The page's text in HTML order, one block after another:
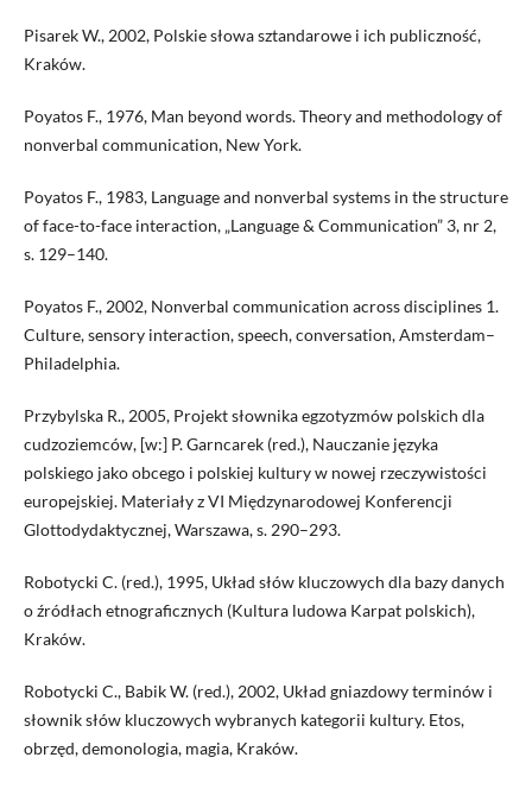
Pisarek W., 2002, Polskie słowa sztandarowe i ich publiczność,
Kraków.
Poyatos F., 1976, Man beyond words. Theory and methodology of
nonverbal communication, New York.
Poyatos F., 1983, Language and nonverbal systems in the structure
of face-to-face interaction, „Language & Communication” 3, nr 2,
s. 129–140.
Poyatos F., 2002, Nonverbal communication across disciplines 1.
Culture, sensory interaction, speech, conversation, Amsterdam–
Philadelphia.
Przybylska R., 2005, Projekt słownika egzotyzmów polskich dla
cudzoziemców, [w:] P. Garncarek (red.), Nauczanie języka
polskiego jako obcego i polskiej kultury w nowej rzeczywistości
europejskiej. Materiały z VI Międzynarodowej Konferencji
Glottodydaktycznej, Warszawa, s. 290–293.
Robotycki C. (red.), 1995, Układ słów kluczowych dla bazy danych
o źródłach etnograficznych (Kultura ludowa Karpat polskich),
Kraków.
Robotycki C., Babik W. (red.), 2002, Układ gniazdowy terminów i
słownik słów kluczowych wybranych kategorii kultury. Etos,
obrzęd, demonologia, magia, Kraków.